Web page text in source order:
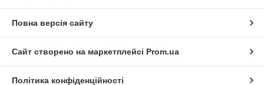
Повна версія сайту
Сайт створено на маркетплейсі Prom.ua
Політика конфіденційності